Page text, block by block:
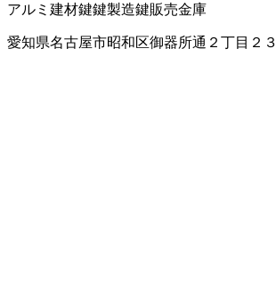
アルミ建材鍵鍵製造鍵販売金庫
愛知県名古屋市昭和区御器所通２丁目２３